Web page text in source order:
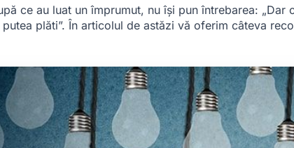
ce au luat un împrumut, nu își pun întrebarea: „Dar
putea plăti”. În articolul de astăzi vă oferim câteva